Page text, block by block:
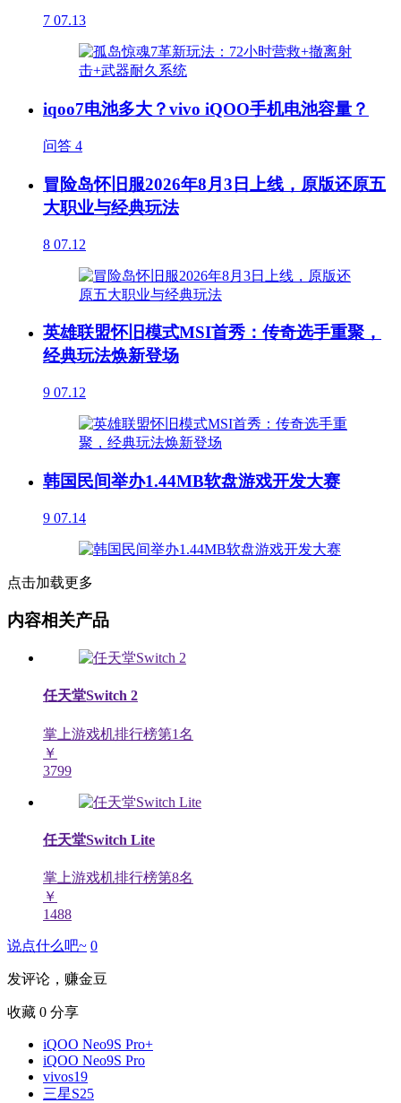
7 07.13
iqoo7电池多大？vivo iQOO手机电池容量？
问答 4
冒险岛怀旧服2026年8月3日上线，原版还原五
大职业与经典玩法
8 07.12
英雄联盟怀旧模式MSI首秀：传奇选手重聚，
经典玩法焕新登场
9 07.12
韩国民间举办1.44MB软盘游戏开发大赛
9 07.14
点击加载更多
内容相关产品
任天堂Switch 2
掌上游戏机排行榜第1名
￥
3799
任天堂Switch Lite
掌上游戏机排行榜第8名
￥
1488
说点什么吧~ 0
发评论，赚金豆
收藏 0 分享
iQOO Neo9S Pro+
iQOO Neo9S Pro
vivos19
三星S25